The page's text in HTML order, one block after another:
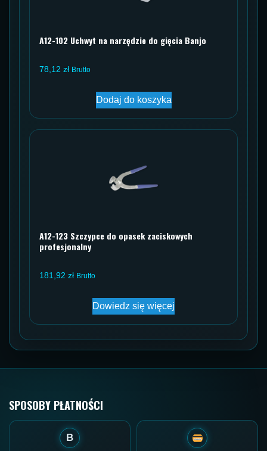
A12-102 Uchwyt na narzędzie do gięcia Banjo
78,12 zł Brutto
Dodaj do koszyka
A12-123 Szczypce do opasek zaciskowych
profesjonalny
181,92 zł Brutto
Dowiedz się więcej
SPOSOBY PŁATNOŚCI
B